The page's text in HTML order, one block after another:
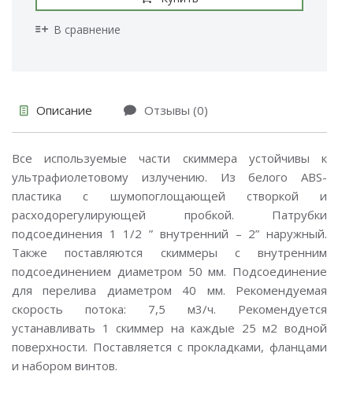
В сравнение
Описание Отзывы (0)
Все используемые части скиммера устойчивы к
ультрафиолетовому излучению. Из белого ABS-
пластика с шумопоглощающей створкой и
расходорегулирующей пробкой. Патрубки
подсоединения 1 1/2 ” внутренний – 2” наружный.
Также поставляются скиммеры с внутренним
подсоединением диаметром 50 мм. Подсоединение
для перелива диаметром 40 мм. Рекомендуемая
скорость потока: 7,5 м3/ч. Рекомендуется
устанавливать 1 скиммер на каждые 25 м2 водной
поверхности. Поставляется с прокладками, фланцами
и набором винтов.